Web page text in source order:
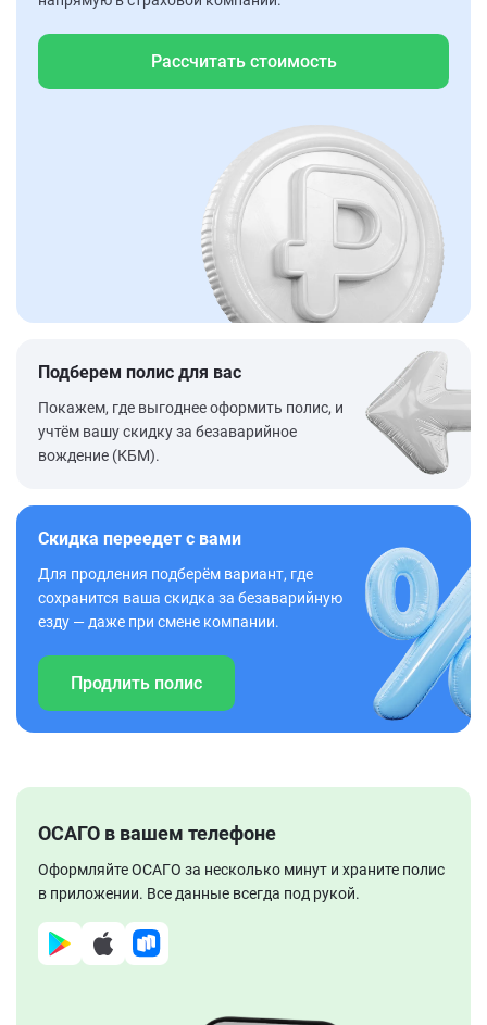
Рассчитать стоимость
Подберем полис для вас
Покажем, где выгоднее оформить полис, и
учтём вашу скидку за безаварийное
вождение (КБМ).
Скидка переедет с вами
Для продления подберём вариант, где
сохранится ваша скидка за безаварийную
езду — даже при смене компании.
Продлить полис
ОСАГО в вашем телефоне
Оформляйте ОСАГО за несколько минут и храните полис
в приложении. Все данные всегда под рукой.